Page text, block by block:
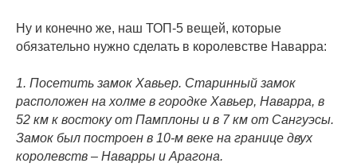
Ну и конечно же, наш ТОП-5 вещей, которые
обязательно нужно сделать в королевстве Наварра:
1. Посетить замок Хавьер. Старинный замок
расположен на холме в городке Хавьер, Наварра, в
52 км к востоку от Памплоны и в 7 км от Сангуэсы.
Замок был построен в 10-м веке на границе двух
королевств – Наварры и Арагона.